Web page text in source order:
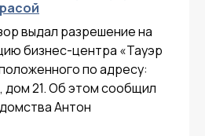
выдал разрешение на
бизнес-центра «Тауэр
по адресу:
дом 21. Об этом сообщил
Антон